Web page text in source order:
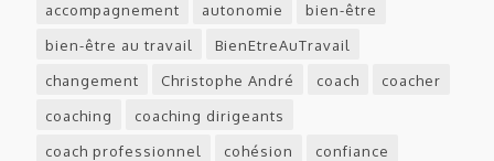
accompagnement autonomie
bien-être
bien-être au travail
BienEtreAuTravail
changement
Christophe André coach
coacher
coaching
coaching dirigeants
coach professionnel
cohésion
confiance